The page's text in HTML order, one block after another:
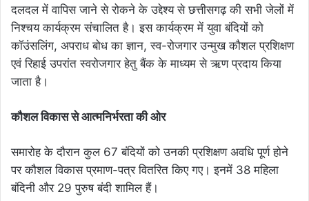
दलदल में वापिस जाने से रोकने के उद्देश्य से छत्तीसगढ़ की सभी जेलों में
निश्चय कार्यक्रम संचालित है। इस कार्यक्रम में युवा बंदियों को
कॉउंसलिंग, अपराध बोध का ज्ञान, स्व-रोजगार उन्मुख कौशल प्रशिक्षण
एवं रिहाई उपरांत स्वरोजगार हेतु बैंक के माध्यम से ऋण प्रदाय किया
जाता है।
कौशल विकास से आत्मनिर्भरता की ओर
समारोह के दौरान कुल 67 बंदियों को उनकी प्रशिक्षण अवधि पूर्ण होने
पर कौशल विकास प्रमाण-पत्र वितरित किए गए। इनमें 38 महिला
बंदिनी और 29 पुरुष बंदी शामिल हैं।